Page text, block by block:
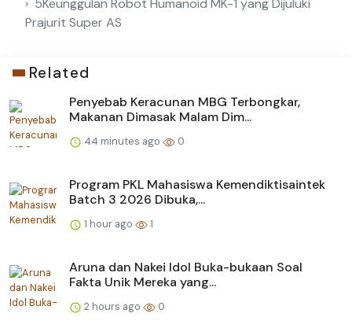
5Keunggulan Robot Humanoid MK-1 yang Dijuluki
Prajurit Super AS
Related
Penyebab Keracunan MBG Terbongkar,
Makanan Dimasak Malam Dim...
44 minutes ago 0
Program PKL Mahasiswa Kemendiktisaintek
Batch 3 2026 Dibuka,...
1 hour ago 1
Aruna dan Nakei Idol Buka-bukaan Soal
Fakta Unik Mereka yang...
2 hours ago 0